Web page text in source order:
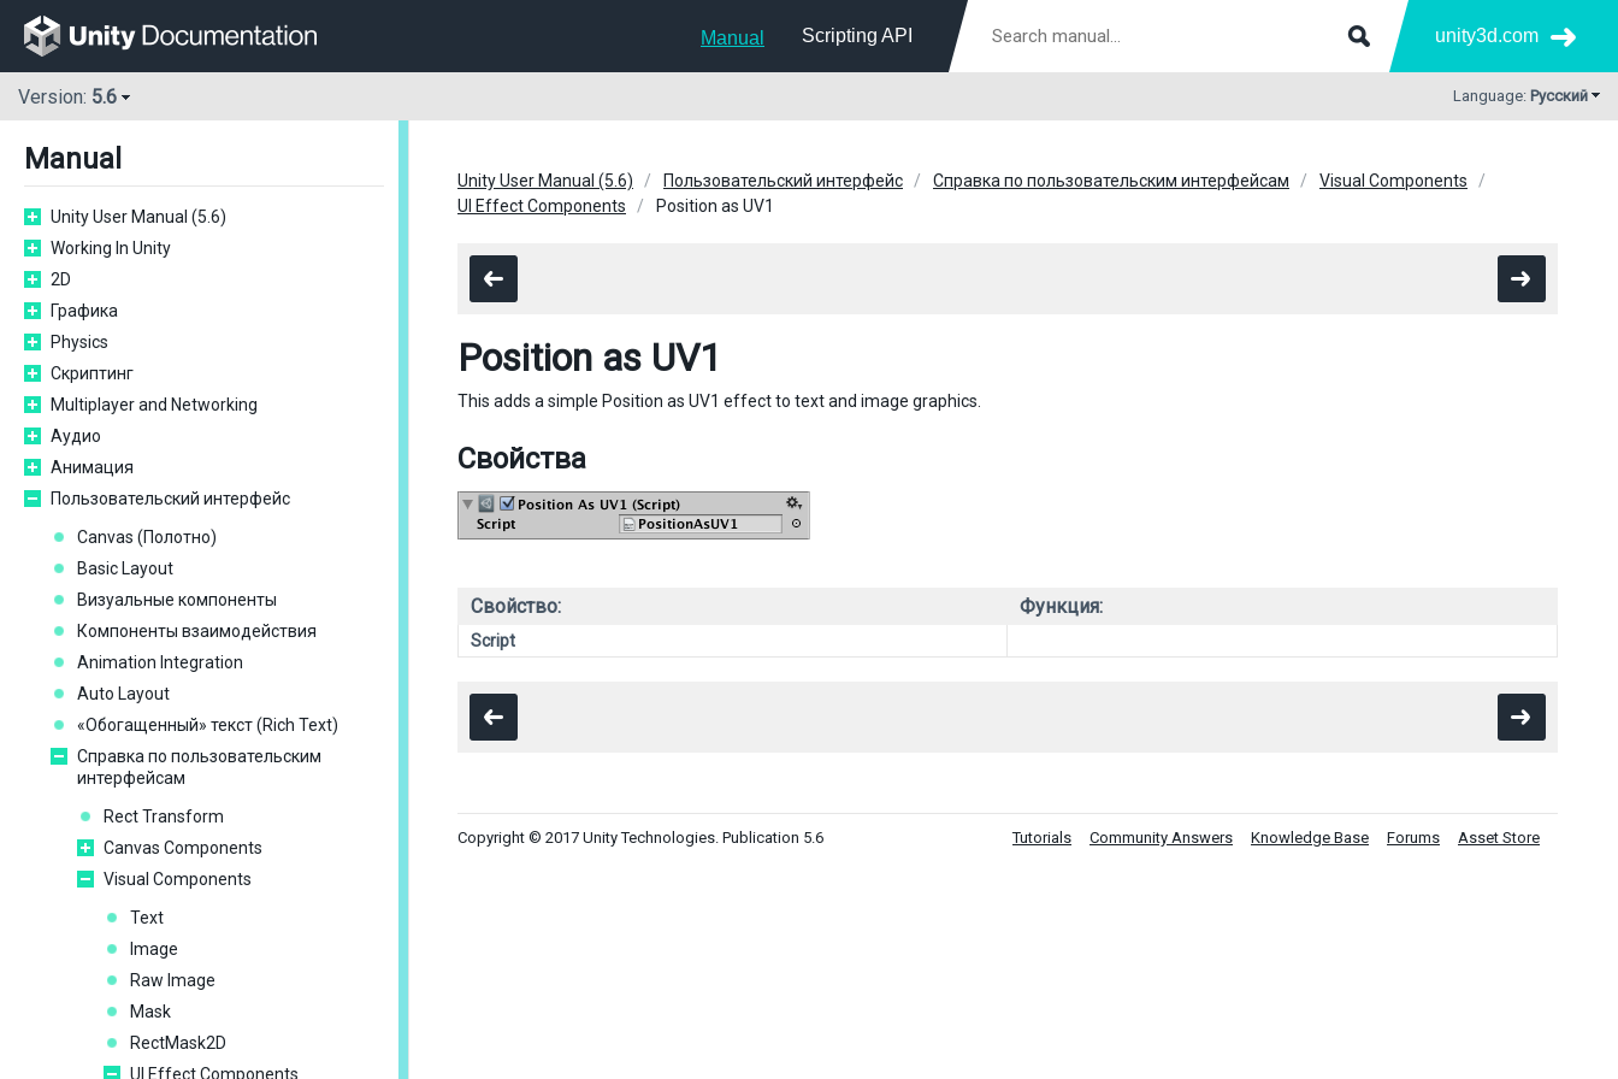
Manual Scripting API unity3d.com
Version: 5.6 Language: Русский
Manual
Unity User Manual (5.6)
Working In Unity
2D
Графика
Physics
Скриптинг
Multiplayer and Networking
Аудио
Анимация
Пользовательский интерфейс
Сanvas (Полотно)
Basic Layout
Визуальные компоненты
Компоненты взаимодействия
Animation Integration
Auto Layout
«Обогащенный» текст (Rich Text)
Справка по пользовательским
интерфейсам
Rect Transform
Canvas Components
Visual Components
Text
Image
Raw Image
Mask
RectMask2D
UI Effect Components
Unity User Manual (5.6) Пользовательский интерфейс Справка по пользовательским интерфейсам
Visual Components
UI Effect Components
Position as UV1
Position as UV1
This adds a simple Position as UV1 effect to text and image graphics.
Свойства
Свойство: Функция:
Script
Copyright © 2017 Unity Technologies. Publication 5.6 Tutorials Community Answers Knowledge Base Forums Asset Store